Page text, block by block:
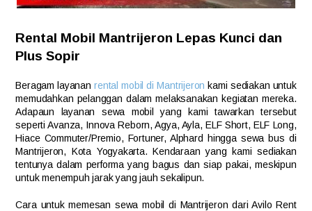
Rental Mobil Mantrijeron Lepas Kunci dan
Plus Sopir
Beragam layananrental mobil di Mantrijeron kami sediakan untuk
memudahkan pelanggan dalam melaksanakan kegiatan mereka.
Adapaun layanan sewa mobil yang kami tawarkan tersebut
seperti Avanza, Innova Reborn, Agya, Ayla, ELF Short, ELF Long,
Hiace Commuter/Premio, Fortuner, Alphard hingga sewa bus di
Mantrijeron, Kota Yogyakarta. Kendaraan yang kami sediakan
tentunya dalam performa yang bagus dan siap pakai, meskipun
untuk menempuh jarak yang jauh sekalipun.
Cara untuk memesan sewa mobil di Mantrijeron dari Avilo Rent